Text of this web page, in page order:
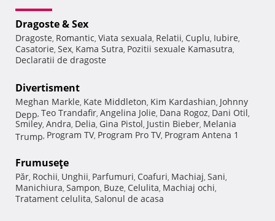
Dragoste & Sex
Dragoste, Romantic, Viata sexuala, Relatii, Cuplu, Iubire,
Casatorie, Sex, Kama Sutra, Pozitii sexuale Kamasutra,
Declaratii de dragoste
Divertisment
Meghan Markle, Kate Middleton, Kim Kardashian, Johnny
Depp, Teo Trandafir, Angelina Jolie, Dana Rogoz, Dani Otil,
Smiley, Andra, Delia, Gina Pistol, Justin Bieber, Melania
Trump, Program TV, Program Pro TV, Program Antena 1
Frumuseţe
Păr, Rochii, Unghii, Parfumuri, Coafuri, Machiaj, Sani,
Manichiura, Sampon, Buze, Celulita, Machiaj ochi,
Tratament celulita, Salonul de acasa